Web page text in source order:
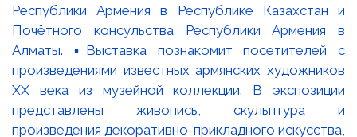
Республики Армения в Республике Казахстан и
Почётного консульства Республики Армения в
Алматы. ▪️Выставка познакомит посетителей с
произведениями известных армянских художников
XX века из музейной коллекции. В экспозиции
представлены живопись, скульптура и
произведения декоративно-прикладного искусства,